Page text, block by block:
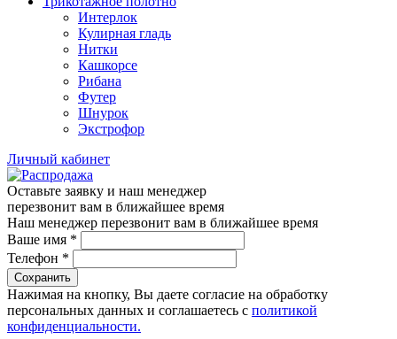
Интерлок
Кулирная гладь
Нитки
Кашкорсе
Рибана
Футер
Шнурок
Экстрофор
Личный кабинет
Оставьте заявку и наш менеджер
перезвонит вам в ближайшее время
Наш менеджер перезвонит вам в ближайшее время
Ваше имя *
Телефон *
Сохранить
Нажимая на кнопку, Вы даете согласие на обработку
персональных данных и соглашаетесь с политикой
конфиденциальности.